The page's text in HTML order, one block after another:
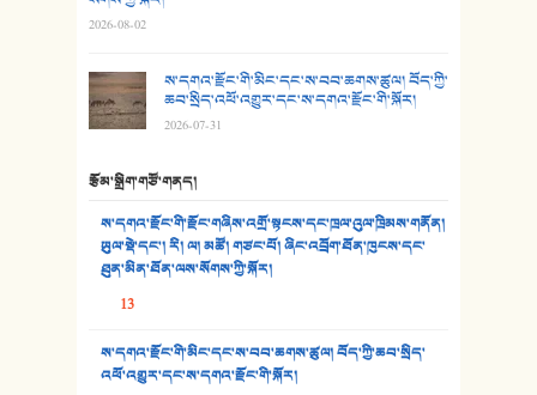
30. སི་ལིང་འབྲི་མོ། - ཕན་ཐོག
31. ཕ་ཡུལ་ཡར་ཀླུང་།
32. ཨ་མ།
33. འཛོམས་པའི་ལམ།
34. ཉི་མ་སེམས་ལ་ཞོག་དང་། - ཟླ་སྒྲོན།
36. ཟླ་གཞོན་སྙན་དབྱངས། - ཟླ་སྒྲོན།
2026-08-02
ས་དགའ་རྫོང་གི་མིང་དང་ས་བབ་ཆགས་ཚུལ། བོད་ཀྱི་
ཆབ་སྲིད་འཕོ་འགྱུར་དང་ས་དགའ་རྫོང་གི་སྐོར།
2026-07-31
རྩོམ་སྒྲིག་གཙོ་གནད།
ས་དགའ་རྫོང་གི་རྫོང་གཞིས་འགྲོ་སྟངས་དང་ཁྲལ་འུལ་ཁྲིམས་གནོན།
ཡུལ་སྡེ་དང་། རི། ལ། མཚོ། གཙང་པོ། ཞིང་འབྲོག་ཐོན་ཁུངས་དང་
ཐུན་མིན་ཐོན་ལས་སོགས་ཀྱི་སྐོར།
13
ས་དགའ་རྫོང་གི་མིང་དང་ས་བབ་ཆགས་ཚུལ། བོད་ཀྱི་ཆབ་སྲིད་
འཕོ་འགྱུར་དང་ས་དགའ་རྫོང་གི་སྐོར།